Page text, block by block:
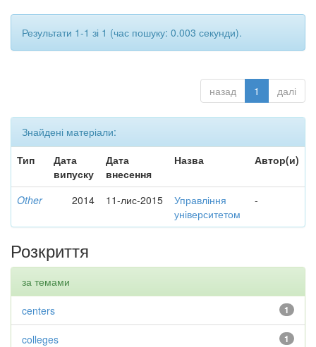
Результати 1-1 зі 1 (час пошуку: 0.003 секунди).
назад 1 далі
Знайдені матеріали:
Тип
Дата
випуску
Дата
внесення
Назва Автор(и)
Other 2014 11-лис-2015
Управління
університетом
-
Розкриття
за темами
1
centers
1
colleges